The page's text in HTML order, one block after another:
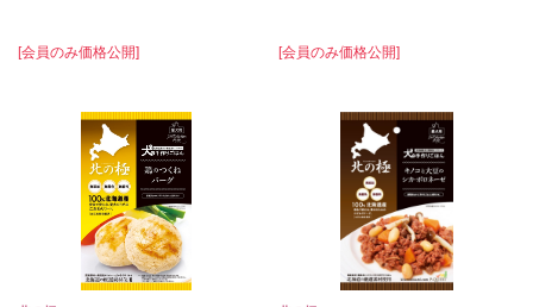
[会員のみ価格公開] [会員のみ価格公開]